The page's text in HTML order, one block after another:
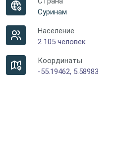
Суринам
Население
2 105 человек
Координаты
-55.19462, 5.58983